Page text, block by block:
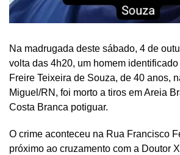
Na madrugada deste sábado, 4 de
volta das 4h20, um homem
Freire Teixeira de Souza, de 40 anos,
Miguel/RN, foi morto a tiros em Areia
Costa Branca potiguar.
O crime aconteceu na Rua Francisco
próximo ao cruzamento com a Doutor